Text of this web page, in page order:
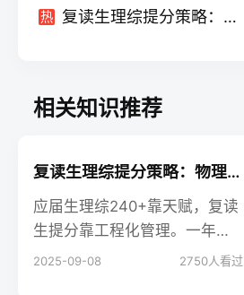
热 复读生理综提分策略：物理化学生物三科冲刺技巧
相关知识推荐
复读生理综提分策略：物理化学生物三科冲刺技巧
应届生理综240+靠天赋，复读
生提分靠工程化管理。一年时
间，把三科拆成「知识模块-题
2025-09-08 2750人看过